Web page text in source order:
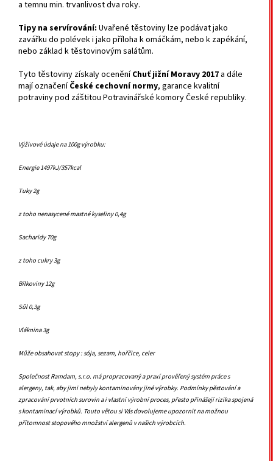
a temnu min. trvanlivost dva roky.
Tipy na servírování: Uvařené těstoviny lze podávat jako
zavářku do polévek i jako příloha k omáčkám, nebo k zapékání,
nebo základ k těstovinovým salátům.
Tyto těstoviny získaly oceněníChuť jižní Moravy 2017 a dále
mají označeníČeské cechovní normy, garance kvalitní
potraviny pod záštitou Potravinářské komory České republiky.
Výživové údaje na 100g výrobku:
Energie 1497kJ/357kcal
Tuky 2g
z toho nenasycené mastné kyseliny 0,4g
Sacharidy 70g
z toho cukry 3g
Bílkoviny 12g
Sůl 0,3g
Vláknina 3g
Může obsahovat stopy : sója, sezam, hořčice, celer
Společnost Ramdam, s.r.o. má propracovaný a praxí prověřený systém práce s
alergeny, tak, aby jimi nebyly kontaminovány jiné výrobky. Podmínky pěstování a
zpracování prvotních surovin a i vlastní výrobní proces, přesto přinášejí rizika spojená
s kontaminací výrobků. Touto větou si Vás dovolujeme upozornit na možnou
přítomnost stopového množství alergenů v našich výrobcích.